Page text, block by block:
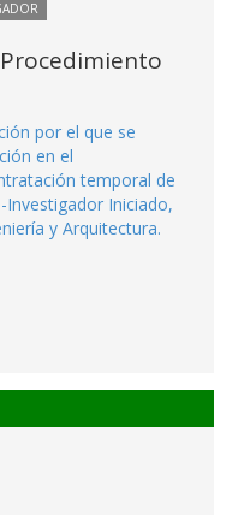
por el que se
en el
temporal de
Iniciado,
y Arquitectura.